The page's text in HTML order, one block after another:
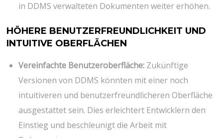
in DDMS verwalteten Dokumenten weiter erhöhen.
HÖHERE BENUTZERFREUNDLICHKEIT UND
INTUITIVE OBERFLÄCHEN
Vereinfachte Benutzeroberfläche: Zukünftige
Versionen von DDMS könnten mit einer noch
intuitiveren und benutzerfreundlicheren Oberfläche
ausgestattet sein. Dies erleichtert Entwicklern den
Einstieg und beschleunigt die Arbeit mit